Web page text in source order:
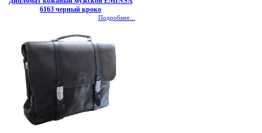
6163 черный кроко
Подробнее...